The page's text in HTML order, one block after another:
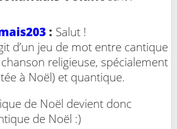
: Salut !
d’un jeu de mot entre cantique
religieuse, spécialement
à Noël) et quantique.
de Noël devient donc
de Noël :)